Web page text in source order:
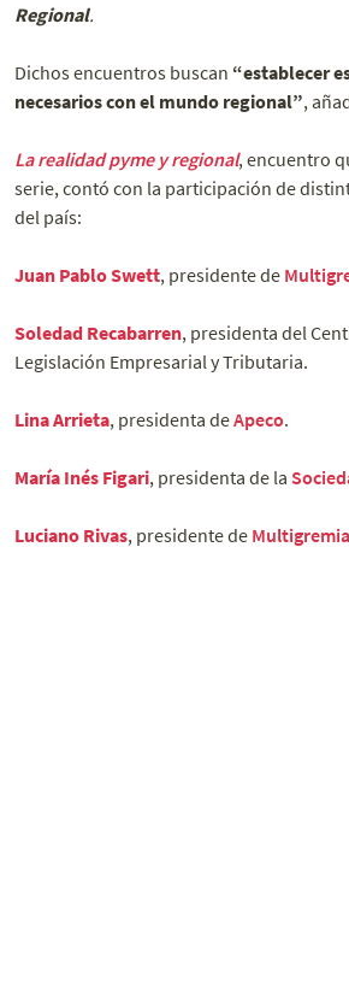
Regional.
Dichos encuentros buscan “establecer
necesarios con el mundo regional”,
La realidad pyme y regional, encuentro
serie, contó con la participación de
del país:
Juan Pablo Swett, presidente de
Soledad Recabarren, presidenta del
Legislación Empresarial y Tributaria.
Lina Arrieta, presidenta deApeco.
María Inés Figari, presidenta de la
Luciano Rivas, presidente de